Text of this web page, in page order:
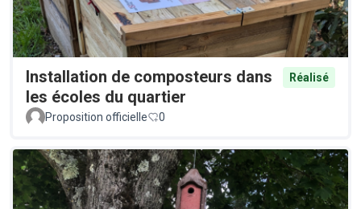
Installation de composteurs dans
les écoles du quartier
Réalisé
Proposition officielle 0